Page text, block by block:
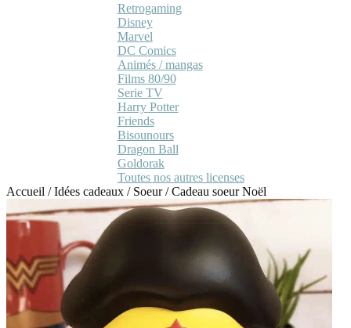
Retrogaming
Disney
Marvel
DC Comics
Animés / mangas
Films 80/90
Serie TV
Harry Potter
Friends
Bisounours
Dragon Ball
Goldorak
Toutes nos autres licenses
Accueil /Idées cadeaux / Soeur/Cadeau soeur Noël